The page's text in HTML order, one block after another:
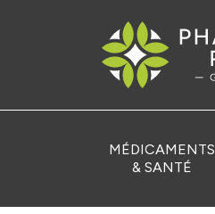
MÉDICAMENTS
& SANTÉ